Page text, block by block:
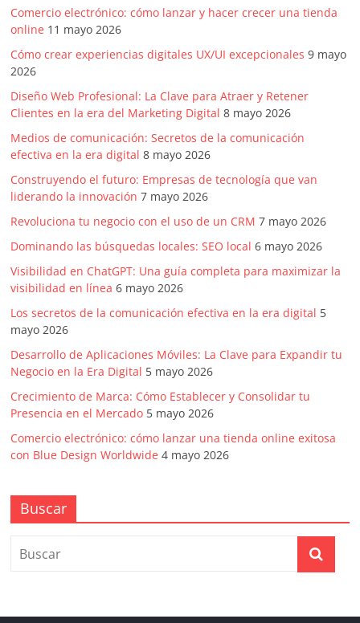
Comercio electrónico: cómo lanzar y hacer crecer una tienda
online 11 mayo 2026
Cómo crear experiencias digitales UX/UI excepcionales 9 mayo
2026
Diseño Web Profesional: La Clave para Atraer y Retener
Clientes en la era del Marketing Digital 8 mayo 2026
Medios de comunicación: Secretos de la comunicación
efectiva en la era digital 8 mayo 2026
Construyendo el futuro: Empresas de tecnología que van
liderando la innovación 7 mayo 2026
Revoluciona tu negocio con el uso de un CRM 7 mayo 2026
Dominando las búsquedas locales: SEO local 6 mayo 2026
Visibilidad en ChatGPT: Una guía completa para maximizar la
visibilidad en línea 6 mayo 2026
Los secretos de la comunicación efectiva en la era digital 5
mayo 2026
Desarrollo de Aplicaciones Móviles: La Clave para Expandir tu
Negocio en la Era Digital 5 mayo 2026
Crecimiento de Marca: Cómo Establecer y Consolidar tu
Presencia en el Mercado 5 mayo 2026
Comercio electrónico: cómo lanzar una tienda online exitosa
con Blue Design Worldwide 4 mayo 2026
Buscar